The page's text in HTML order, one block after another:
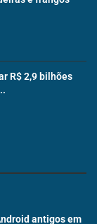
R$ 2,9 bilhões
antigos em